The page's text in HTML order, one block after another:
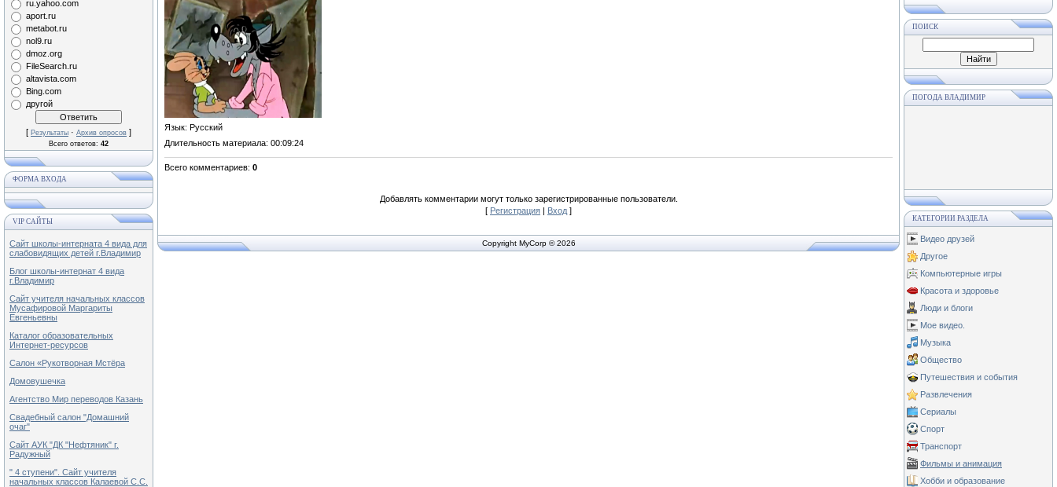
ru.yahoo.com
aport.ru
metabot.ru
nol9.ru
dmoz.org
FileSearch.ru
altavista.com
Bing.com
другой
[ Результаты · Архив опросов ]
Всего ответов: 42
ФОРМА ВХОДА
VIP САЙТЫ
Сайт школы-интерната 4 вида для
слабовидящих детей г.Владимир
Блог школы-интернат 4 вида
г.Владимир
Сайт учителя начальных классов
Мусафировой Маргариты
Евгеньевны
Каталог образовательных
Интернет-ресурсов
Салон «Рукотворная Мстёра
Домовушечка
Агентство Мир переводов Казань
Свадебный салон "Домашний
очаг"
Сайт АУК "ДК "Нефтяник" г.
Радужный
" 4 ступени". Сайт учителя
начальных классов Калаевой С.С.
Язык: Русский
Длительность материала: 00:09:24
Всего комментариев: 0
Добавлять комментарии могут только зарегистрированные пользователи.
[ Регистрация | Вход ]
Copyright MyCorp © 2026
ПОИСК
ПОГОДА ВЛАДИМИР
КАТЕГОРИИ РАЗДЕЛА
Видео друзей
Другое
Компьютерные игры
Красота и здоровье
Люди и блоги
Мое видео.
Музыка
Общество
Путешествия и события
Развлечения
Сериалы
Спорт
Транспорт
Фильмы и анимация
Хобби и образование